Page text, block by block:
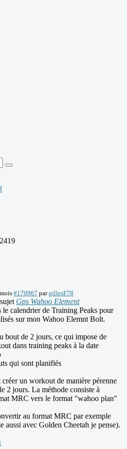
#170967 pargillesF78
Gps Wahoo Element
calendrier de Training Peaks pour
sur mon Wahoo Elemnt Bolt.
bout de 2 jours, ce qui impose de
dans training peaks à la date
qui sont planifiés
un workout de manière pérenne
2 jours. La méthode consiste à
MRC vers le format "wahoo plan"
au format MRC par exemple
aussi avec Golden Cheetah je pense).